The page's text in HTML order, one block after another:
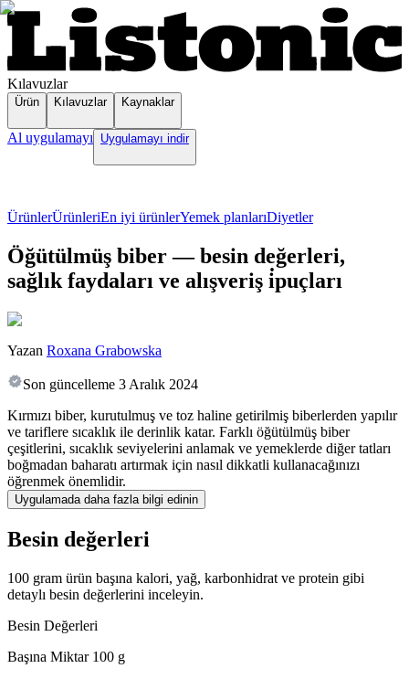
Kılavuzlar
Ürün Kılavuzlar Kaynaklar
Al uygulamayı Uygulamayı indir
ÜrünlerÜrünleriEn iyi ürünlerYemek planlarıDiyetler
Öğütülmüş biber — besin değerleri,
sağlık faydaları ve alışveriş i̇puçları
Yazan Roxana Grabowska
Son güncelleme 3 Aralık 2024
Kırmızı biber, kurutulmuş ve toz haline getirilmiş biberlerden yapılır
ve tariflere sıcaklık ile derinlik katar. Farklı öğütülmüş biber
çeşitlerini, sıcaklık seviyelerini anlamak ve yemeklerde diğer tatları
boğmadan baharatı artırmak için nasıl dikkatli kullanacağınızı
öğrenmek önemlidir.
Uygulamada daha fazla bilgi edinin
Besin değerleri
100 gram ürün başına kalori, yağ, karbonhidrat ve protein gibi
detaylı besin değerlerini inceleyin.
Besin Değerleri
Başına Miktar100 g